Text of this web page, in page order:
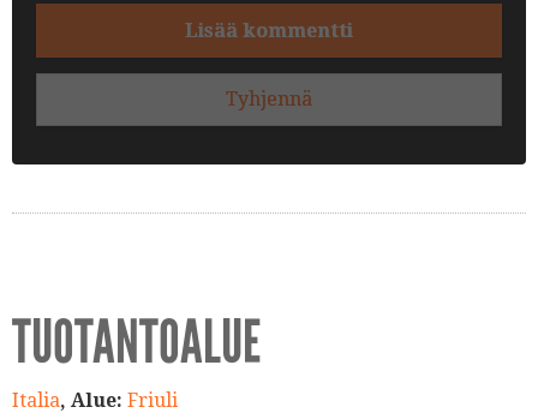
Lisää kommentti
Tyhjennä
TUOTANTOALUE
Italia, Alue: Friuli